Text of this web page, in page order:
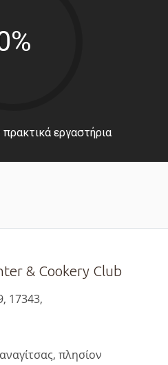
εργαστήρια
& Cookery Club
17343,
πλησίον